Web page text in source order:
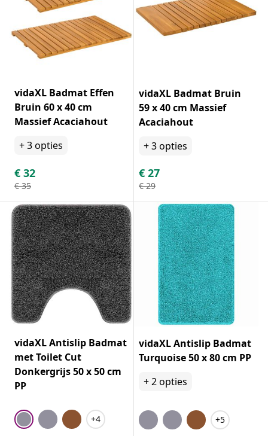
vidaXL Badmat Effen
Bruin 60 x 40 cm
Massief Acaciahout
+3opties
€ 32
€ 35
vidaXL Badmat Bruin
59 x 40 cm Massief
Acaciahout
+3opties
€ 27
€ 29
vidaXL Antislip Badmat
met Toilet Cut
Donkergrijs 50 x 50 cm
PP
+4
vidaXL Antislip Badmat
Turquoise 50 x 80 cm PP
+2opties
+5